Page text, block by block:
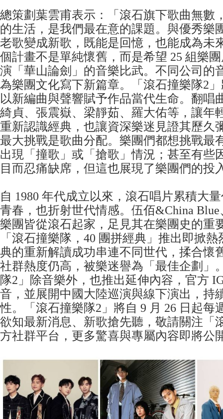
總策劃葉雲甫表示：「滾石旗下歌曲無數
的生活，是我們最在意的課題。與優秀樂
老歌變成新歌，既能是回憶，也能成為未
個計畫不是單純懷舊，而是希望 25 組樂
演「華山論劍」的音樂比武。不同公司的
為樂團文化寫下新篇章。「滾石撞樂隊2
以新編曲與聲響賦予作品當代生命。翻唱
綺貞、張震嶽、梁靜茹、羅大佑等，讓年
重新認識經典，也讓資深樂迷見證其歷久
最大挑戰是歌曲分配。樂團們都想挑戰最
出現「撞歌」或「搶歌」情況；甚至有些
目而忍痛缺席，但這也展現了樂團們的投
自 1980 年代成立以來，滾石唱片累積大
青春，也折射世代情感。伍佰&China
樂團皆從滾石起家，足見其在樂團史的重
「滾石撞樂隊，40 團拼經典」推出即掀
典的重新解讀成功串連不同世代，揉合懷
社群熱度仍高，被樂迷譽為「最佳企劃」
隊2」除音樂外，也推出延伸內容，官方
音，並展開中國大陸巡演與線下演出，持
性。「滾石撞樂隊2」將自 9 月 26 日起每
欲知最新消息、新歌搶先聽，敬請關注「
方社群平台，更多驚喜與專屬內容即將公